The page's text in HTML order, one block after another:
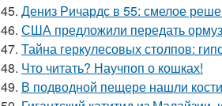
45. Дениз Ричардс в 55: смелое
46. США предложили передать
47. Тайна геркулесовых столпов:
48. Что читать? Научпоп о кошках!
49. В подводной пещере нашли